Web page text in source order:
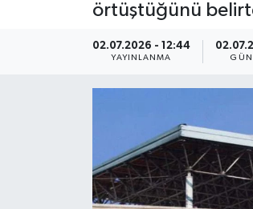
örtüştüğünü
02.07.2026 - 12:44
YAYINLANMA